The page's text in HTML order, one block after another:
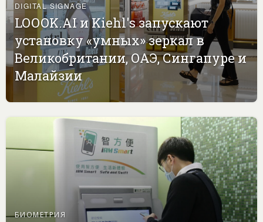
DIGITAL SIGNAGE
LOOOK.AI и Kiehl's запускают
установку «умных» зеркал в
Великобритании, ОАЭ, Сингапуре и
Малайзии
БИОМЕТРИЯ